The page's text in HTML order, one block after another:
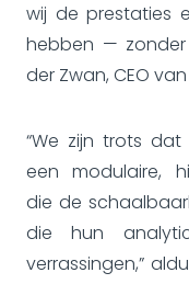
wij de prestaties
hebben — zonder
der Zwan, CEO
“We zijn trots
een modulaire,
die de
die hun
verrassingen,”